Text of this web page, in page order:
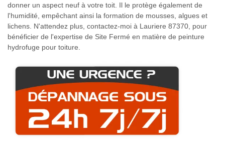
donner un aspect neuf à votre toit. Il le protège également de
l'humidité, empêchant ainsi la formation de mousses, algues et
lichens. N'attendez plus, contactez-moi à Lauriere 87370, pour
bénéficier de l'expertise de Site Fermé en matière de peinture
hydrofuge pour toiture.